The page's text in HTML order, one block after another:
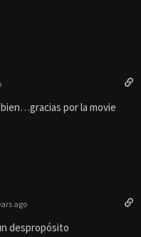
bien…gracias por la movie
ago
despropósito